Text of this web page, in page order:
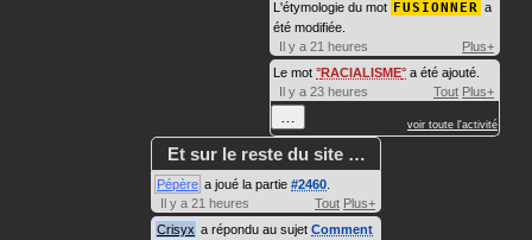
L'étymologie du mot FUSIONNER a
été modifiée.
Il y a 21 heures
Plus+
Le mot RACIALISME a été ajouté.
Il y a 23 heures
Tout Plus+
… voir toute l'activité
Et sur le reste du site …
Pépère a joué la partie #2460
Il y a 21 heures
Tout Plus+
Crisyx a répondu au sujet Comment